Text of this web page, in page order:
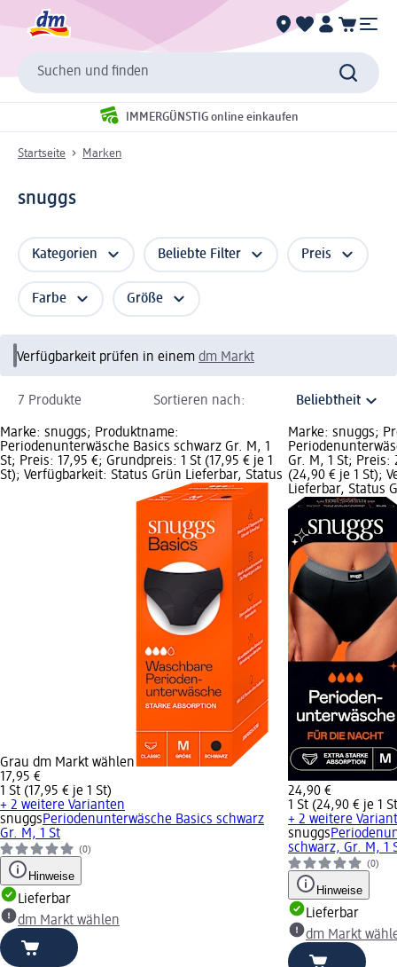
Suchen und finden
IMMERGÜNSTIG online einkaufen
Startseite Marken
snuggs
Kategorien Beliebte Filter Preis
Farbe Größe
Verfügbarkeit prüfen in einem dm Markt
7 Produkte Sortieren nach:
Marke: snuggs; Produktname:
Periodenunterwäsche Basics schwarz Gr. M, 1
St; Preis: 17,95 €; Grundpreis: 1 St (17,95 € je 1
St); Verfügbarkeit: Status Grün Lieferbar, Status
Grau dm Markt wählen
17,95 €
1 St (17,95 € je 1 St)
+ 2 weitere Varianten
snuggsPeriodenunterwäsche Basics schwarz
Gr. M, 1 St
(0)
Hinweise
Lieferbar
dm Markt wählen
Marke: snuggs;
Gr. M, 1 St; Preis:
(24,90 € je 1 St);
Lieferbar, Status
24,90 €
1 St (24,90 € je 1
+ 2 weitere
snuggs
schwarz, Gr. M, 1
(0)
Hinweise
Lieferbar
dm Markt